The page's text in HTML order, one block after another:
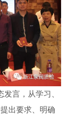
言，从学习、
出要求、明确